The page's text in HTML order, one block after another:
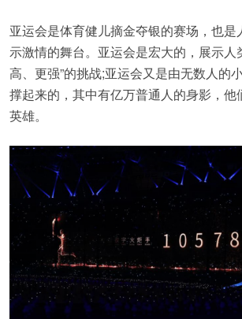
亚运会是体育健儿摘金夺银的赛场，也是
示激情的舞台。亚运会是宏大的，展示人
高、更强”的挑战;亚运会又是由无数人的
撑起来的，其中有亿万普通人的身影，他
英雄。